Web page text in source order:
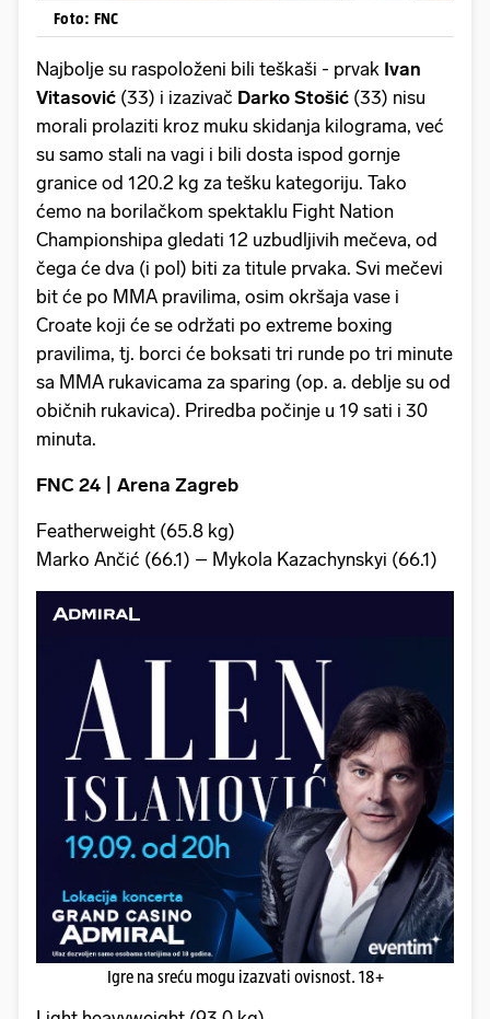
Foto: FNC
Najbolje su raspoloženi bili teškaši - prvak Ivan
Vitasović (33) i izazivač Darko Stošić (33) nisu
morali prolaziti kroz muku skidanja kilograma, već
su samo stali na vagi i bili dosta ispod gornje
granice od 120.2 kg za tešku kategoriju. Tako
ćemo na borilačkom spektaklu Fight Nation
Championshipa gledati 12 uzbudljivih mečeva, od
čega će dva (i pol) biti za titule prvaka. Svi mečevi
bit će po MMA pravilima, osim okršaja vase i
Croate koji će se održati po extreme boxing
pravilima, tj. borci će boksati tri runde po tri minute
sa MMA rukavicama za sparing (op. a. deblje su od
običnih rukavica). Priredba počinje u 19 sati i 30
minuta.
FNC 24 | Arena Zagreb
Featherweight (65.8 kg)
Marko Ančić (66.1) – Mykola Kazachynskyi (66.1)
Igre na sreću mogu izazvati ovisnost. 18+